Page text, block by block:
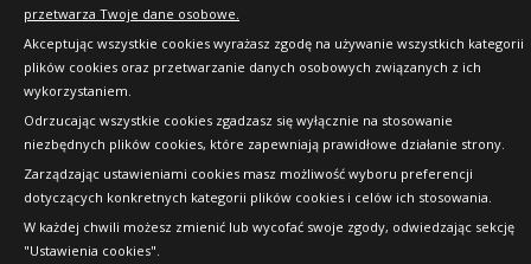
przetwarza Twoje dane osobowe.
Akceptując wszystkie cookies wyrażasz zgodę na używanie wszystkich kategorii
plików cookies oraz przetwarzanie danych osobowych związanych z ich
wykorzystaniem.
Odrzucając wszystkie cookies zgadzasz się wyłącznie na stosowanie
niezbędnych plików cookies, które zapewniają prawidłowe działanie strony.
Zarządzając ustawieniami cookies masz możliwość wyboru preferencji
dotyczących konkretnych kategorii plików cookies i celów ich stosowania.
W każdej chwili możesz zmienić lub wycofać swoje zgody, odwiedzając sekcję
"Ustawienia cookies".